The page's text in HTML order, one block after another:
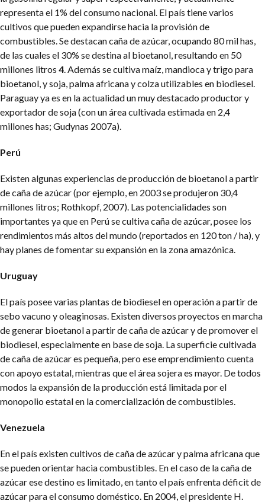
representa el 1% del consumo nacional. El país tiene varios
cultivos que pueden expandirse hacia la provisión de
combustibles. Se destacan caña de azúcar, ocupando 80 mil has,
de las cuales el 30% se destina al bioetanol, resultando en 50
millones litros 4. Además se cultiva maíz, mandioca y trigo para
bioetanol, y soja, palma africana y colza utilizables en biodiesel.
Paraguay ya es en la actualidad un muy destacado productor y
exportador de soja (con un área cultivada estimada en 2,4
millones has; Gudynas 2007a).
Perú
Existen algunas experiencias de producción de bioetanol a partir
de caña de azúcar (por ejemplo, en 2003 se produjeron 30,4
millones litros; Rothkopf, 2007). Las potencialidades son
importantes ya que en Perú se cultiva caña de azúcar, posee los
rendimientos más altos del mundo (reportados en 120 ton / ha), y
hay planes de fomentar su expansión en la zona amazónica.
Uruguay
El país posee varias plantas de biodiesel en operación a partir de
sebo vacuno y oleaginosas. Existen diversos proyectos en marcha
de generar bioetanol a partir de caña de azúcar y de promover el
biodiesel, especialmente en base de soja. La superficie cultivada
de caña de azúcar es pequeña, pero ese emprendimiento cuenta
con apoyo estatal, mientras que el área sojera es mayor. De todos
modos la expansión de la producción está limitada por el
monopolio estatal en la comercialización de combustibles.
Venezuela
En el país existen cultivos de caña de azúcar y palma africana que
se pueden orientar hacia combustibles. En el caso de la caña de
azúcar ese destino es limitado, en tanto el país enfrenta déficit de
azúcar para el consumo doméstico. En 2004, elpresidente H.